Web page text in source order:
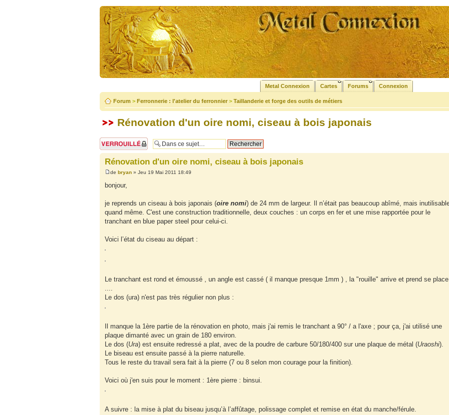
Metal Connexion Cartes Forums Connexion
Forum > Ferronnerie : l'atelier du ferronnier > Taillanderie et forge des outils de métiers
Rénovation d'un oire nomi, ciseau à bois japonais
Sujet verrouillé
Rénovation d'un oire nomi, ciseau à bois japonais
de bryan» Jeu 19 Mai 2011 18:49
bonjour,
je reprends un ciseau à bois japonais (oire nomi) de 24 mm de largeur. Il n’était pas beaucoup abîmé, mais
quand même. C'est une construction traditionnelle, deux couches : un corps en fer et une mise rapportée pour le
tranchant en blue paper steel pour celui-ci.
Voici l’état du ciseau au départ :
Le tranchant est rond et émoussé , un angle est cassé ( il manque presque 1mm ) , la "rouille" arrive et prend se place
....
Le dos (ura) n'est pas très régulier non plus :
Il manque la 1ère partie de la rénovation en photo, mais j'ai remis le tranchant a 90° / a l'axe ; pour ça, j'ai utilisé une
plaque dimanté avec un grain de 180 environ.
Le dos (Ura) est ensuite redressé a plat, avec de la poudre de carbure 50/180/400 sur une plaque de métal (Uraoshi).
Le biseau est ensuite passé à la pierre naturelle.
Tous le reste du travail sera fait à la pierre (7 ou 8 selon mon courage pour la finition).
Voici où j'en suis pour le moment : 1ère pierre : binsui.
A suivre : la mise à plat du biseau jusqu’à l’affûtage, polissage complet et remise en état du manche/férule.